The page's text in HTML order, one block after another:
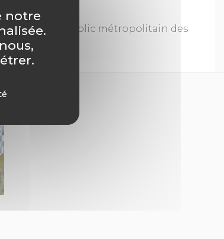
le domaine public métropolitain des
notre